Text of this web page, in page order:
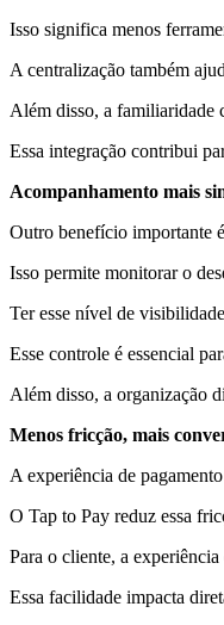
Isso significa menos
A centralização também
Além disso, a familiaridade
Essa integração contribui
Acompanhamento mais
Outro benefício importante
Isso permite monitorar o
Ter esse nível de
Esse controle é essencial
Além disso, a organização
Menos fricção, mais
A experiência de
O Tap to Pay reduz essa
Para o cliente, a
Essa facilidade impacta